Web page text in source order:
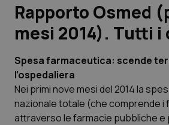
Governo e Parlamento
Regioni e Asl
Lavoro e Professioni
Scienza e Farmaci
Rapporto Osmed
mesi 2014). Tutti i
Spesa farmaceutica: scende
l’ospedaliera
Nei primi nove mesi del 2014 la
nazionale totale (che comprende i
attraverso le farmacie pubbliche e